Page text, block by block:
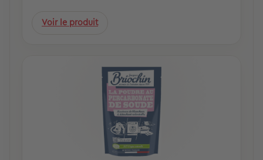
Voir le produit